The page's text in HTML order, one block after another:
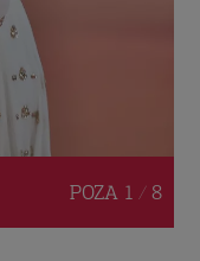
POZA 1 / 8